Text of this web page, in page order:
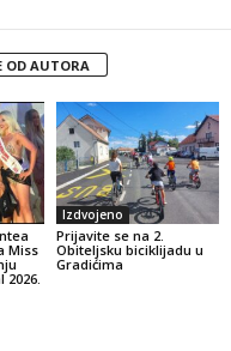
OD AUTORA
Miss
Izdvojeno
Prijavite se na 2.
Obiteljsku biciklijadu u
Gradićima